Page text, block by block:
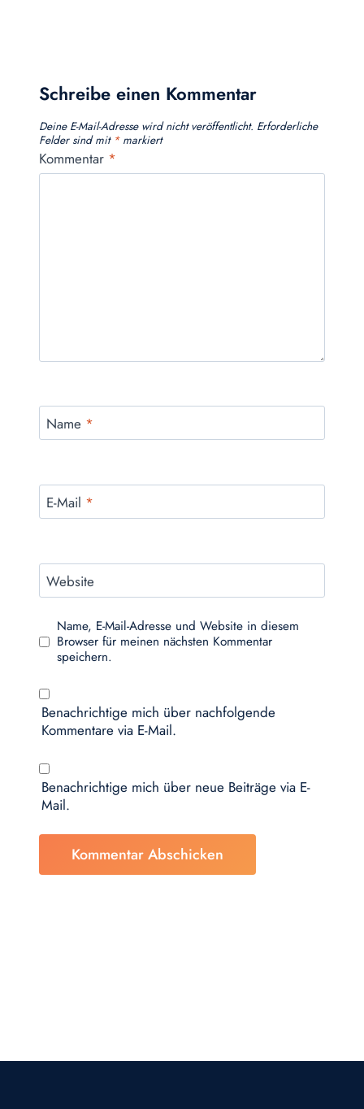
Schreibe einen Kommentar
Deine E-Mail-Adresse wird nicht veröffentlicht. Erforderliche
Felder sind mit *markiert
Kommentar *
Name *
E-Mail *
Website
Name, E-Mail-Adresse und Website in diesem
Browser für meinen nächsten Kommentar
speichern.
Benachrichtige mich über nachfolgende
Kommentare via E-Mail.
Benachrichtige mich über neue Beiträge via E-
Mail.